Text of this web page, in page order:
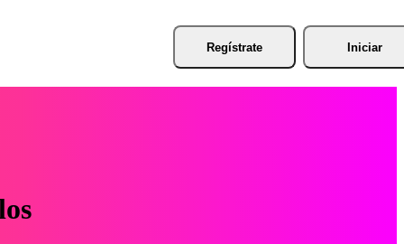
Regístrate Iniciar